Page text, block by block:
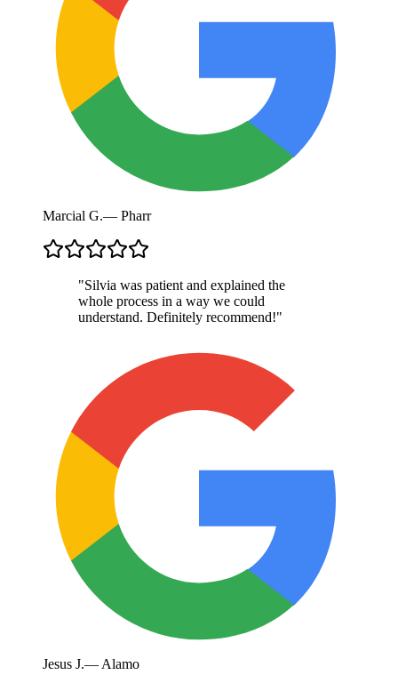
Marcial G.— Pharr
"Silvia was patient and explained the
whole process in a way we could
understand. Definitely recommend!"
Jesus J.— Alamo